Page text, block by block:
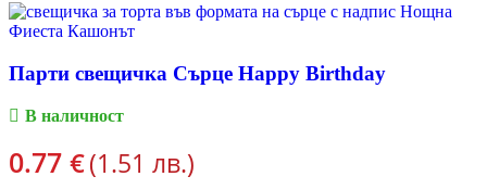
Парти свещичка Сърце Happy Birthday
В наличност
0.77 €(1.51 лв.)